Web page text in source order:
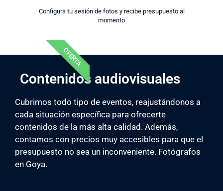
Configura tu sesión de fotos y recibe presupuesto al
momento
OFERTA
Contenidos audiovisuales
Cubrimos todo tipo de eventos, reajustándonos a
cada situación específica para ofrecerte
contenidos de la más alta calidad. Además,
contamos con precios muy accesibles para que el
presupuesto no sea un inconveniente. Fotógrafos
en Goya.